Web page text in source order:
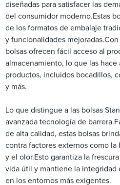
diseñadas para satisfacer las
del consumidor moderno.Estas
de los formatos de embalaje
y funcionalidades
bolsas ofrecen fácil acceso al
almacenamiento, lo que las hace
productos, incluidos bocadillos,
y más.
Lo que distingue a las bolsas
avanzada tecnología de
de alta calidad, estas bolsas
contra factores externos como
y el olor.Esto garantiza la
vida útil y mantiene la integridad
en los entornos más exigentes.